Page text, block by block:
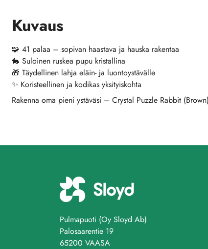
Kuvaus
🧩 41 palaa – sopivan haastava ja hauska rakentaa
🐇 Suloinen ruskea pupu kristallina
🎁 Täydellinen lahja eläin- ja luontoystävälle
✨ Koristeellinen ja kodikas yksityiskohta
Rakenna oma pieni ystäväsi – Crystal Puzzle Rabbit
Pulmapuoti (Oy Sloyd Ab)
Palosaarentie 19
65200 VAASA